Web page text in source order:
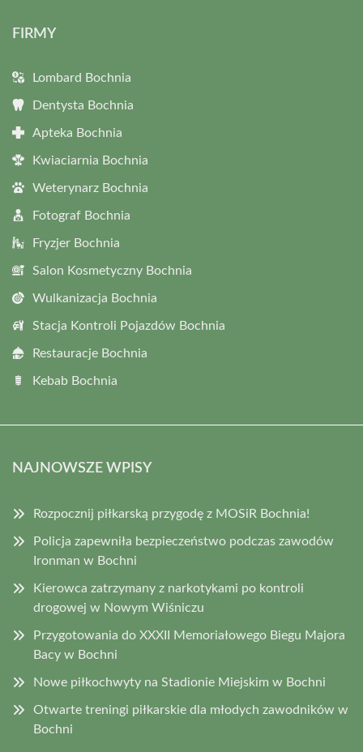
FIRMY
Lombard Bochnia
Dentysta Bochnia
Apteka Bochnia
Kwiaciarnia Bochnia
Weterynarz Bochnia
Fotograf Bochnia
Fryzjer Bochnia
Salon Kosmetyczny Bochnia
Wulkanizacja Bochnia
Stacja Kontroli Pojazdów Bochnia
Restauracje Bochnia
Kebab Bochnia
NAJNOWSZE WPISY
Rozpocznij piłkarską przygodę z MOSiR Bochnia!
Policja zapewniła bezpieczeństwo podczas zawodów
Ironman w Bochni
Kierowca zatrzymany z narkotykami po kontroli
drogowej w Nowym Wiśniczu
Przygotowania do XXXII Memoriałowego Biegu Majora
Bacy w Bochni
Nowe piłkochwyty na Stadionie Miejskim w Bochni
Otwarte treningi piłkarskie dla młodych zawodników w
Bochni